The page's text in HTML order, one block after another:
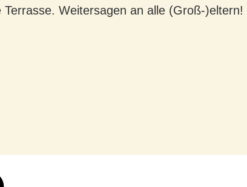
Weitersagen an alle (Groß-)eltern!